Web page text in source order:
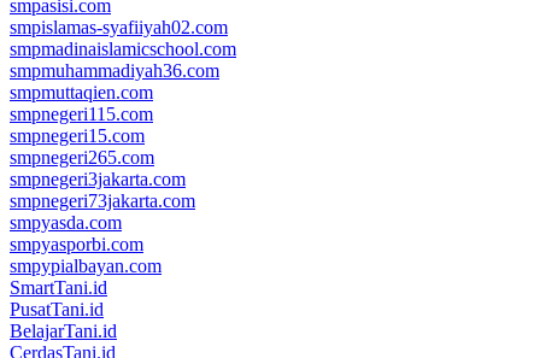
smpasisi.com
smpislamas-syafiiyah02.com
smpmadinaislamicschool.com
smpmuhammadiyah36.com
smpmuttaqien.com
smpnegeri115.com
smpnegeri15.com
smpnegeri265.com
smpnegeri3jakarta.com
smpnegeri73jakarta.com
smpyasda.com
smpyasporbi.com
smpypialbayan.com
SmartTani.id
PusatTani.id
BelajarTani.id
CerdasTani.id